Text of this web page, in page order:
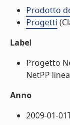
Prodotto
Progetti
Label
Progetto
NetPP
Anno
2009-01-